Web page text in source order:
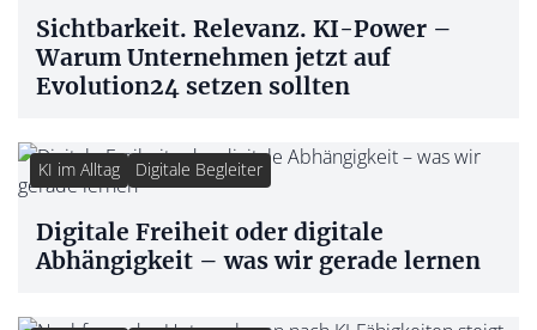
Sichtbarkeit. Relevanz. KI-Power –
Warum Unternehmen jetzt auf
Evolution24 setzen sollten
KI im Alltag Digitale Begleiter
Digitale Freiheit oder digitale
Abhängigkeit – was wir gerade lernen